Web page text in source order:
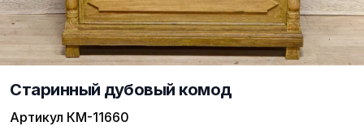
Старинный дубовый комод
Артикул КМ-11660